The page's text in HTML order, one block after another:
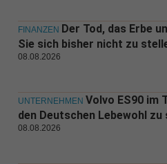
FINANZEN Der Tod, das Erbe
Sie sich bisher nicht zu
08.08.2026
UNTERNEHMEN Volvo ES90 im
den Deutschen Lebewohl zu
08.08.2026